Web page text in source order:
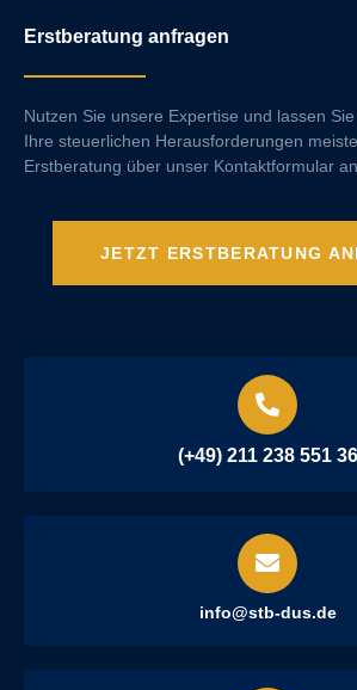
Erstberatung anfragen
Nutzen Sie unsere Expertise und lassen
Ihre steuerlichen Herausforderungen
Erstberatung über unser Kontaktformular
JETZT ERSTBERATUNG
(+49) 211 238 551 36
info@stb-dus.de